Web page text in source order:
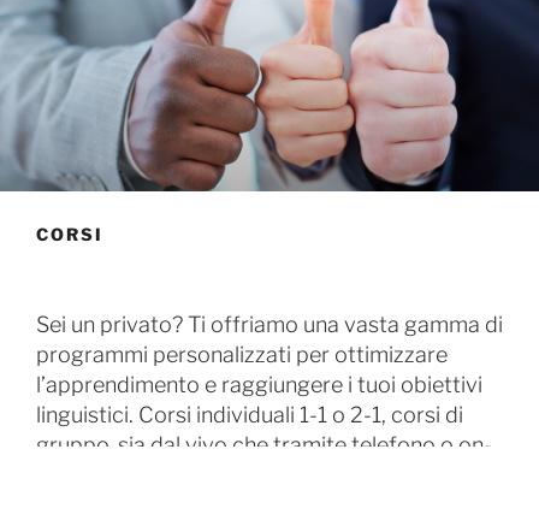
CORSI
Sei un privato?Ti offriamo una vasta gamma di
programmi personalizzati per ottimizzare
l’apprendimento e raggiungere i tuoi obiettivi
linguistici. Corsi individuali 1-1 o 2-1, corsi di
gruppo, sia dal vivo che tramite telefono o on-